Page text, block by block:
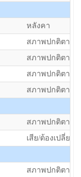
หลังคา
สภาพปกติตาม
สภาพปกติตาม
สภาพปกติตาม
สภาพปกติตาม
สภาพปกติตาม
เสีย/ต้องเปลี่ยน
สภาพปกติตาม